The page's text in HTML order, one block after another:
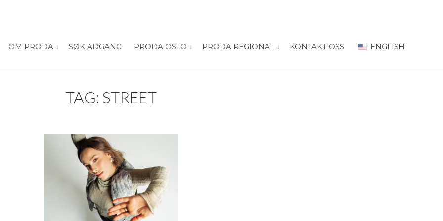
OM PRODA vis submeny for “Om PRODA”
SØK ADGANG PRODA OSLO vis submeny for “PRODA Oslo”
PRODA REGIONAL vis submeny for “PRODA Regional”
KONTAKT OSS ENGLISH
TAG: STREET